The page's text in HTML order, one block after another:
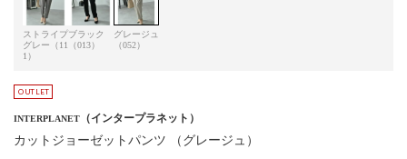
ストライプ
グレー（11
1）
ブラック
（013）
グレージュ
（052）
INTERPLANET （インタープラネット）
カットジョーゼットパンツ （グレージュ）